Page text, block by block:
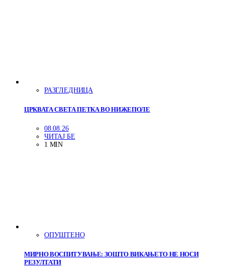
РАЗГЛЕДНИЦА
ЦРКВАТА СВЕТА ПЕТКА ВО НИЖЕПОЛЕ
08.08.26
ЧИТАЈ БЕ
1 MIN
ОПУШТЕНО
МИРНО ВОСПИТУВАЊЕ: ЗОШТО ВИКАЊЕТО НЕ НОСИ
РЕЗУЛТАТИ